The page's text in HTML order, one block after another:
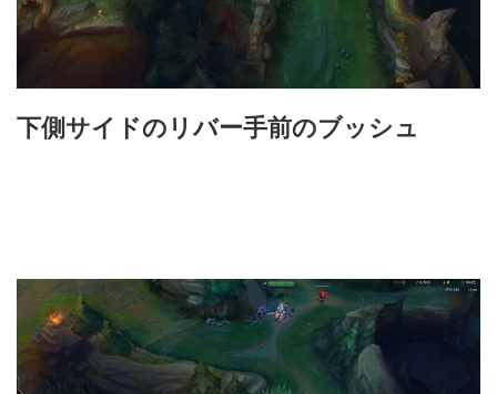
下側サイドのリバー手前のブッシュ